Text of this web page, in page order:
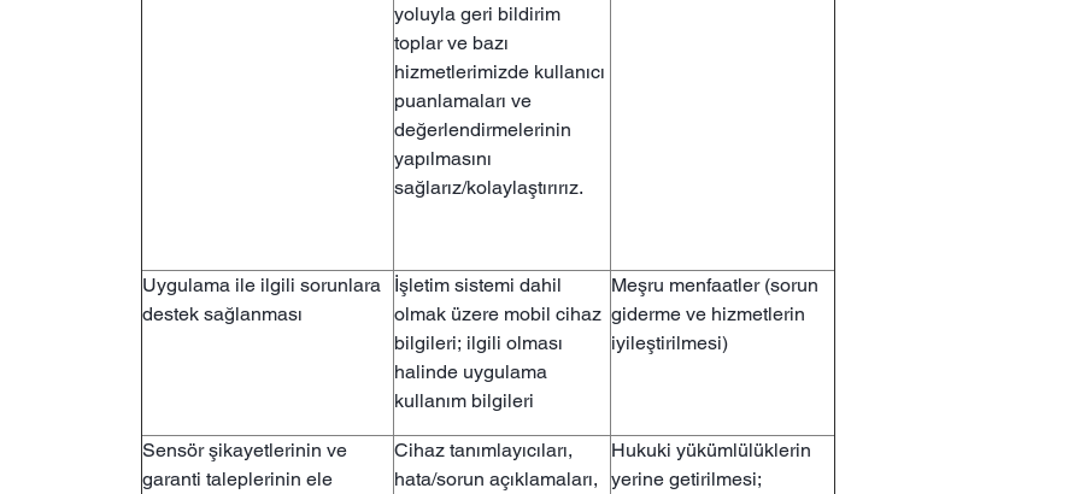
yoluyla geri bildirim
toplar ve bazı
hizmetlerimizde kullanıcı
puanlamaları ve
değerlendirmelerinin
yapılmasını
sağlarız/kolaylaştırırız.
Uygulama ile ilgili sorunlara
destek sağlanması
İşletim sistemi dahil
olmak üzere mobil cihaz
bilgileri; ilgili olması
halinde uygulama
kullanım bilgileri
Meşru menfaatler (sorun
giderme ve hizmetlerin
iyileştirilmesi)
Sensör şikayetlerinin ve
garanti taleplerinin ele
Cihaz tanımlayıcıları,
hata/sorun açıklamaları,
Hukuki yükümlülüklerin
yerine getirilmesi;